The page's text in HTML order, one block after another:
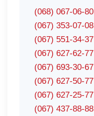
(068) 067-06-80
(067) 353-07-08
(067) 551-34-37
(067) 627-62-77
(067) 693-30-67
(067) 627-50-77
(067) 627-25-77
(067) 437-88-88